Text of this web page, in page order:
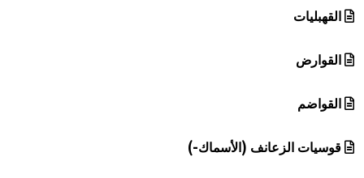
القهبليات
القوارض
القواضم
قوسيات الزعانف (الأسماك-)